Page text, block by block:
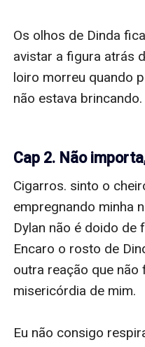
Os olhos de Dinda
avistar a figura atrás
loiro morreu quando
não estava brincando.
Cap 2. Não
Cigarros. sinto o
empregnando minha
Dylan não é doido de
Encaro o rosto de
outra reação que não
misericórdia de mim.
Eu não consigo